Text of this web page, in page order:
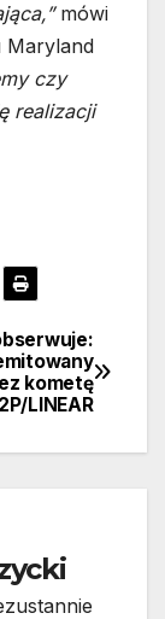
mówi
Maryland
czy
realizacji
kometę
LINEAR